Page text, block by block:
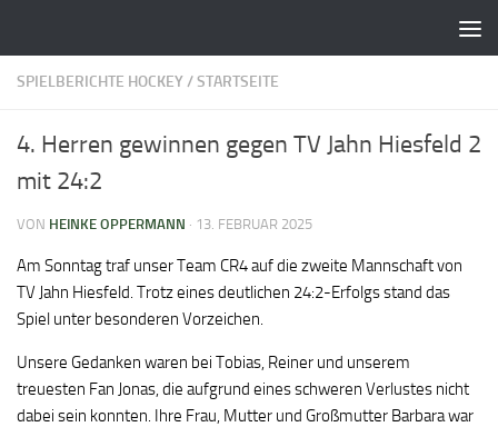
SPIELBERICHTE HOCKEY/STARTSEITE
4. Herren gewinnen gegen TV Jahn Hiesfeld 2
mit 24:2
VON HEINKE OPPERMANN · 13. FEBRUAR 2025
Am Sonntag traf unser Team CR4 auf die zweite Mannschaft von
TV Jahn Hiesfeld. Trotz eines deutlichen 24:2-Erfolgs stand das
Spiel unter besonderen Vorzeichen.
Unsere Gedanken waren bei Tobias, Reiner und unserem
treuesten Fan Jonas, die aufgrund eines schweren Verlustes nicht
dabei sein konnten. Ihre Frau, Mutter und Großmutter Barbara war